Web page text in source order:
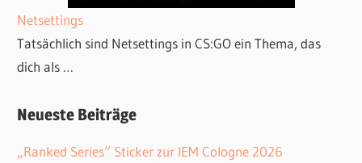
Netsettings
Tatsächlich sind Netsettings in CS:GO ein Thema, das
dich als …
Neueste Beiträge
„Ranked Series“ Sticker zur IEM Cologne 2026